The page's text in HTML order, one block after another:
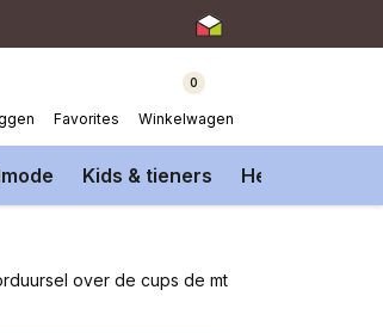
Favorites
0
Winkelwagen
Kids & tieners Heren
over de cups de mt